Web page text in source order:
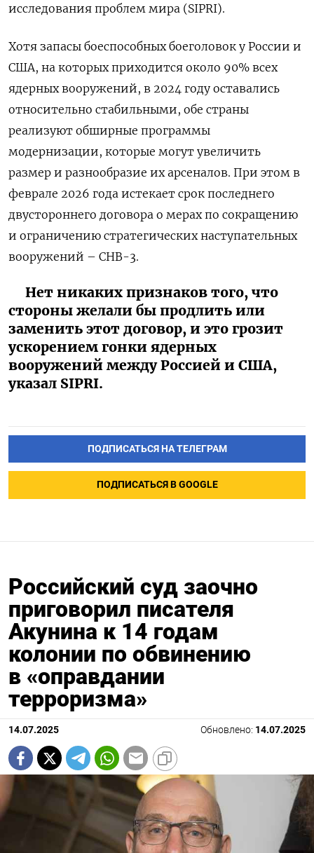
исследования проблем мира (SIPRI).
Хотя запасы боеспособных боеголовок у России и
США, на которых приходится около 90% всех
ядерных вооружений, в 2024 году оставались
относительно стабильными, обе страны
реализуют обширные программы
модернизации, которые могут увеличить
размер и разнообразие их арсеналов. При этом в
феврале 2026 года истекает срок последнего
двустороннего договора о мерах по сокращению
и ограничению стратегических наступательных
вооружений – СНВ-3.
Нет никаких признаков того, что
стороны желали бы продлить или
заменить этот договор, и это грозит
ускорением гонки ядерных
вооружений между Россией и США,
указал SIPRI.
ПОДПИСАТЬСЯ НА ТЕЛЕГРАМ
ПОДПИСАТЬСЯ В GOOGLE
Российский суд заочно
приговорил писателя
Акунина к 14 годам
колонии по обвинению
в «оправдании
терроризма»
14.07.2025 Обновлено: 14.07.2025